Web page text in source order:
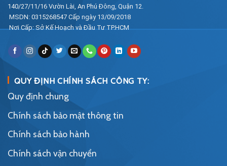
140/27/11/16 Vườn Lài, An Phú Đông, Quận 12.
MSDN: 0315268547 Cấp ngày 13/09/2018
Nơi Cấp: Sở Kế Hoạch và Đầu Tư TP.HCM
QUY ĐỊNH CHÍNH SÁCH CÔNG TY:
Quy định chung
Chính sách bảo mật thông tin
Chính sách bảo hành
Chính sách vận chuyển